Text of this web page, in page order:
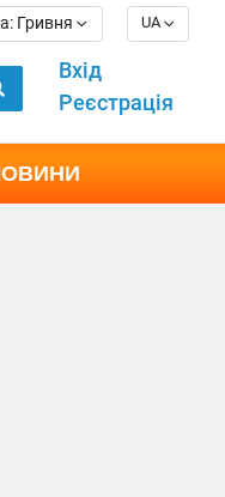
Гривня UA
Вхід
Реєстрація